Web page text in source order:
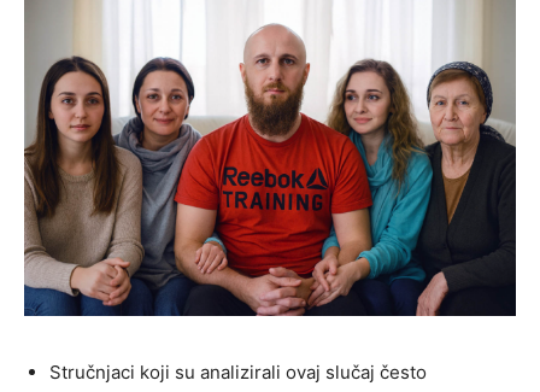
Stručnjaci koji su analizirali ovaj slučaj često